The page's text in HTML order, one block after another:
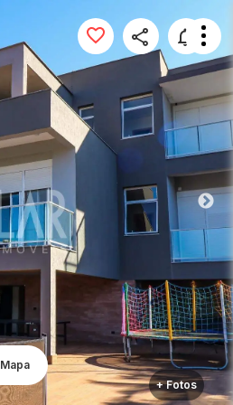
Mapa
+ Fotos